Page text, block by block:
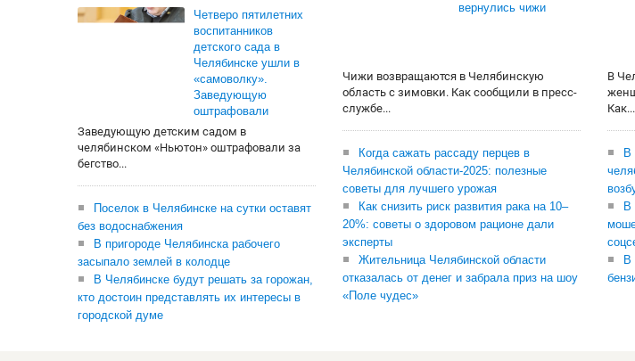
Четверо пятилетних
воспитанников
детского сада в
Челябинске ушли в
«самоволку».
Заведующую
оштрафовали
Заведующую детским садом в
челябинском «Ньютон» оштрафовали за
бегство...
Поселок в Челябинске на сутки оставят
без водоснабжения
В пригороде Челябинска рабочего
засыпало землей в колодце
В Челябинске будут решать за горожан,
кто достоин представлять их интересы в
городской думе
вернулись чижи
Чижи возвращаются в Челябинскую
область с зимовки. Как сообщили в пресс-
службе...
Когда сажать рассаду перцев в
Челябинской области-2025: полезные
советы для лучшего урожая
Как снизить риск развития рака на 10–
20%: советы о здоровом рационе дали
эксперты
Жительница Челябинской области
отказалась от денег и забрала приз на шоу
«Поле чудес»
В
Как...
В
В
В